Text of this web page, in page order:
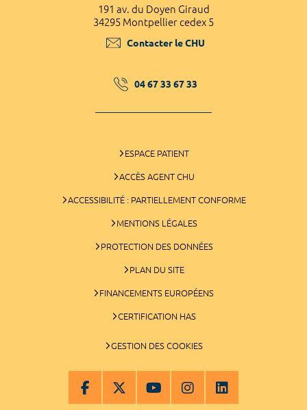
191 av. du Doyen Giraud
34295 Montpellier cedex 5
Contacter le CHU
04 67 33 67 33
ESPACE PATIENT
ACCÈS AGENT CHU
ACCESSIBILITÉ : PARTIELLEMENT CONFORME
MENTIONS LÉGALES
PROTECTION DES DONNÉES
PLAN DU SITE
FINANCEMENTS EUROPÉENS
CERTIFICATION HAS
GESTION DES COOKIES